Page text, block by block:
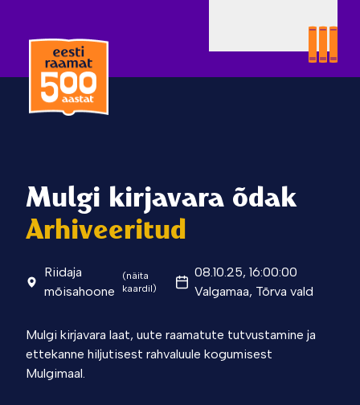
Mulgi kirjavara õdak
Arhiveeritud
Riidaja
mõisahoone
(näita
kaardil)
08.10.25, 16:00:00
Valgamaa, Tõrva vald
Mulgi kirjavara laat, uute raamatute tutvustamine ja
ettekanne hiljutisest rahvaluule kogumisest
Mulgimaal.